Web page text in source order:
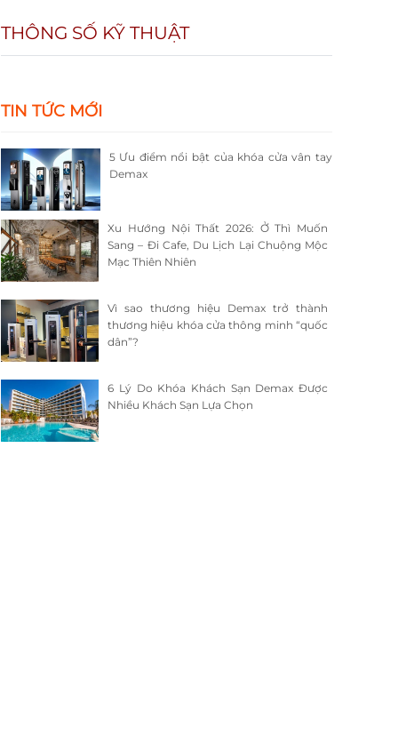
THÔNG SỐ KỸ THUẬT
TIN TỨC MỚI
5 Ưu điểm nổi bật của khóa cửa vân tay
Demax
Xu Hướng Nội Thất 2026: Ở Thì Muốn
Sang – Đi Cafe, Du Lịch Lại Chuộng Mộc
Mạc Thiên Nhiên
Vì sao thương hiệu Demax trở thành
thương hiệu khóa cửa thông minh “quốc
dân”?
6 Lý Do Khóa Khách Sạn Demax Được
Nhiều Khách Sạn Lựa Chọn